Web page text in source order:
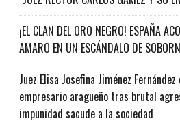
¡EL CLAN DEL ORO NEGRO! ESPAÑA
AMARO EN UN ESCÁNDALO DE
Juez Elisa Josefina Jiménez
empresario aragueño tras brutal
impunidad sacude a la sociedad